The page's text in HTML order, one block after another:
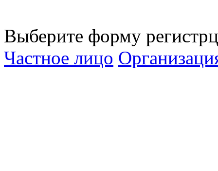
Выберите форму
Частное лицо